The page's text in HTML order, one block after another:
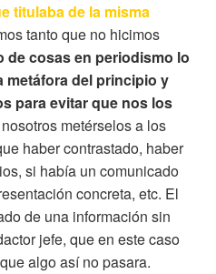
titulaba de la misma
tanto que no hicimos
de cosas en periodismo lo
metáfora del principio y
para evitar que nos los
metérselos a los
haber contrastado, haber
si había un comunicado
concreta, etc. El
de una información sin
jefe, que en este caso
algo así no pasara.